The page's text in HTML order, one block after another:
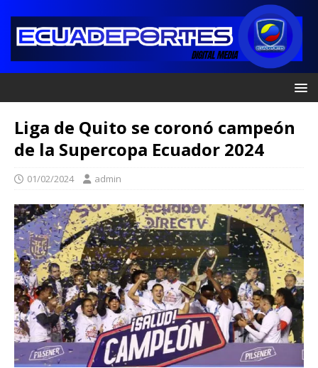
Liga de Quito se coronó campeón
de la Supercopa Ecuador 2024
01/02/2024 admin